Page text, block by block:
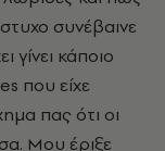
συνέβαινε
γίνει κάποιο
που είχε
πας ότι οι
Μου έριξε